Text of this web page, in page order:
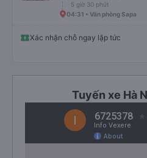
5 giờ 30 phút
04:31 • Văn phòng Sapa
Xác nhận chỗ ngay lập tức
Tuyến xe Hà